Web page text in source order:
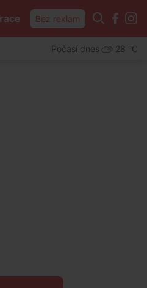
Bez reklam
Počasí dnes 28 °C